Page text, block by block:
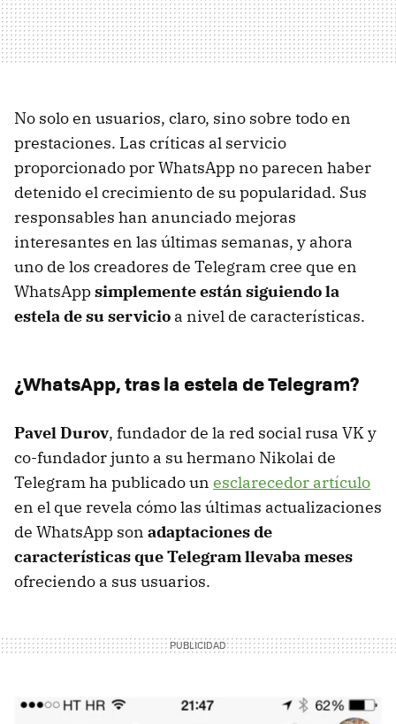
No solo en usuarios, claro, sino sobre todo en
prestaciones. Las críticas al servicio
proporcionado por WhatsApp no parecen haber
detenido el crecimiento de su popularidad. Sus
responsables han anunciado mejoras
interesantes en las últimas semanas, y ahora
uno de los creadores de Telegram cree que en
WhatsAppsimplemente están siguiendo la
estela de su servicio a nivel de características.
¿WhatsApp, tras la estela de Telegram?
Pavel Durov, fundador de la red social rusa VK y
co-fundador junto a su hermano Nikolai de
Telegram ha publicado un esclarecedor artículo
en el que revela cómo las últimas actualizaciones
de WhatsApp son adaptaciones de
características que Telegram llevaba meses
ofreciendo a sus usuarios.